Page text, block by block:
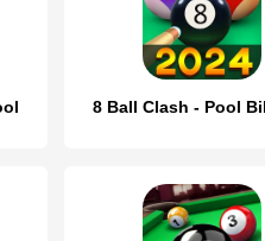
8 Ball Clash - Pool